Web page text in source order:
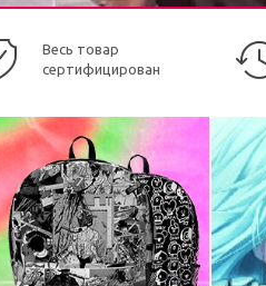
Весь товар
сертифицирован